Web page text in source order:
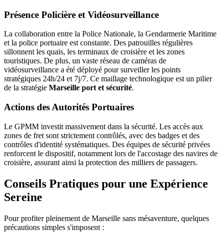
Présence Policière et Vidéosurveillance
La collaboration entre la Police Nationale, la Gendarmerie Maritime
et la police portuaire est constante. Des patrouilles régulières
sillonnent les quais, les terminaux de croisière et les zones
touristiques. De plus, un vaste réseau de caméras de
vidéosurveillance a été déployé pour surveiller les points
stratégiques 24h/24 et 7j/7. Ce maillage technologique est un pilier
de la stratégie Marseille port et sécurité.
Actions des Autorités Portuaires
Le GPMM investit massivement dans la sécurité. Les accès aux
zones de fret sont strictement contrôlés, avec des badges et des
contrôles d'identité systématiques. Des équipes de sécurité privées
renforcent le dispositif, notamment lors de l'accostage des navires de
croisière, assurant ainsi la protection des milliers de passagers.
Conseils Pratiques pour une Expérience
Sereine
Pour profiter pleinement de Marseille sans mésaventure, quelques
précautions simples s'imposent :